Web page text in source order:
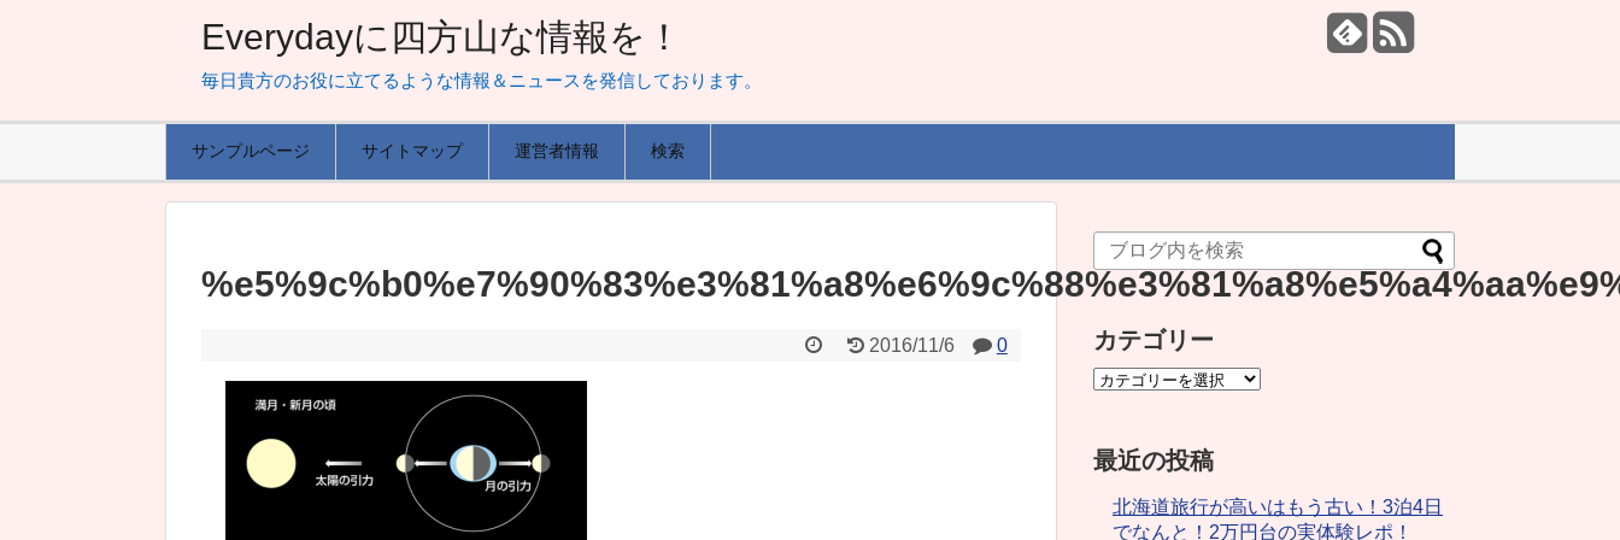
Everydayに四方山な情報を！
毎日貴方のお役に立てるような情報＆ニュースを発信しております。
サンプルページ サイトマップ 運営者情報 検索
2016/11/6 0 カテゴリー
最近の投稿
北海道旅行が高いはもう古い！3泊4日
でなんと！2万円台の実体験レポ！